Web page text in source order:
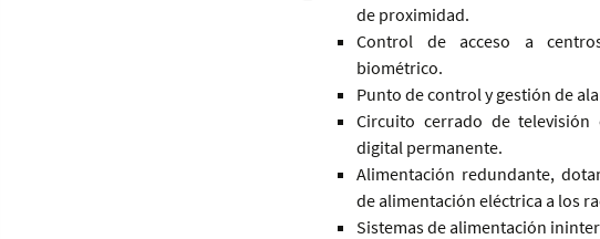
de proximidad.
Control de acceso a
biométrico.
Punto de control y gestión de
Circuito cerrado de televisión
digital permanente.
Alimentación redundante,
de alimentación eléctrica a los
Sistemas de alimentación